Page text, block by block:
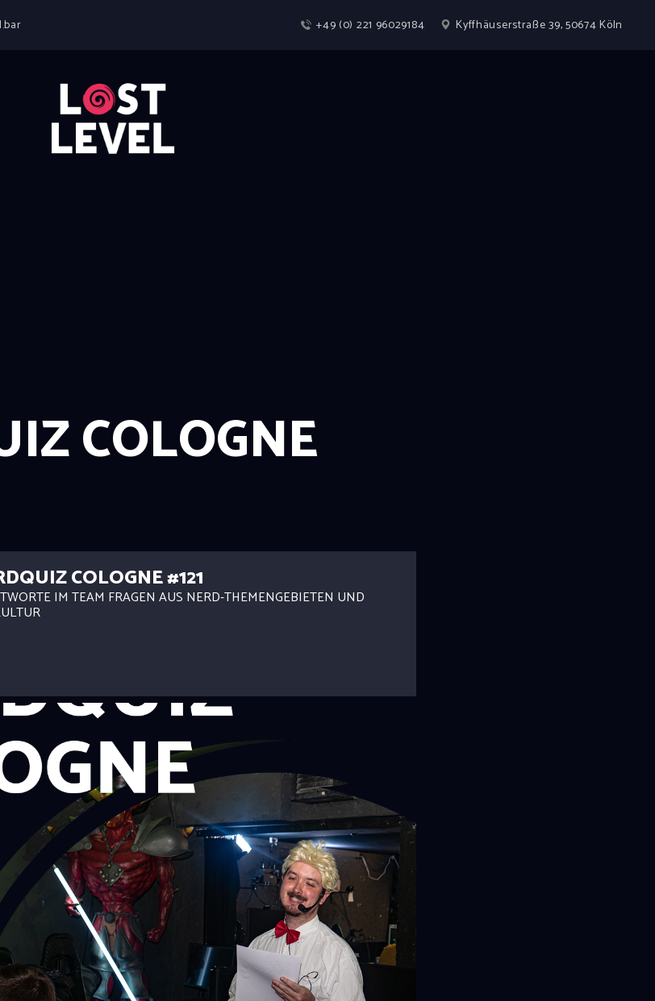
+49 (0) 221 96029184 Kyffhäuserstraße 39, 50674 Köln
COLOGNE
COLOGNE #121
IM TEAM FRAGEN AUS NERD-THEMENGEBIETEN UND